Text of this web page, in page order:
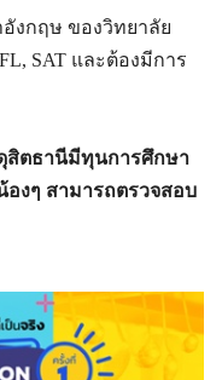
งกฤษ ของวิทยาลัย
SAT และต้องมีการ
สิตธานีมีทุนการศึกษา
งๆ สามารถตรวจสอบ